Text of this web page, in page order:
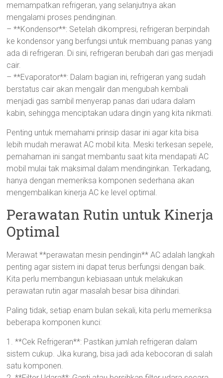
memampatkan refrigeran, yang selanjutnya akan
mengalami proses pendinginan.
– **Kondensor**: Setelah dikompresi, refrigeran berpindah
ke kondensor yang berfungsi untuk membuang panas yang
ada di refrigeran. Di sini, refrigeran berubah dari gas menjadi
cair.
– **Evaporator**: Dalam bagian ini, refrigeran yang sudah
berstatus cair akan mengalir dan mengubah kembali
menjadi gas sambil menyerap panas dari udara dalam
kabin, sehingga menciptakan udara dingin yang kita nikmati.
Penting untuk memahami prinsip dasar ini agar kita bisa
lebih mudah merawat AC mobil kita. Meski terkesan sepele,
pemahaman ini sangat membantu saat kita mendapati AC
mobil mulai tak maksimal dalam mendinginkan. Terkadang,
hanya dengan memeriksa komponen sederhana akan
mengembalikan kinerja AC ke level optimal.
Perawatan Rutin untuk Kinerja
Optimal
Merawat **perawatan mesin pendingin** AC adalah langkah
penting agar sistem ini dapat terus berfungsi dengan baik.
Kita perlu membangun kebiasaan untuk melakukan
perawatan rutin agar masalah besar bisa dihindari.
Paling tidak, setiap enam bulan sekali, kita perlu memeriksa
beberapa komponen kunci:
1. **Cek Refrigeran**: Pastikan jumlah refrigeran dalam
sistem cukup. Jika kurang, bisa jadi ada kebocoran di salah
satu komponen.